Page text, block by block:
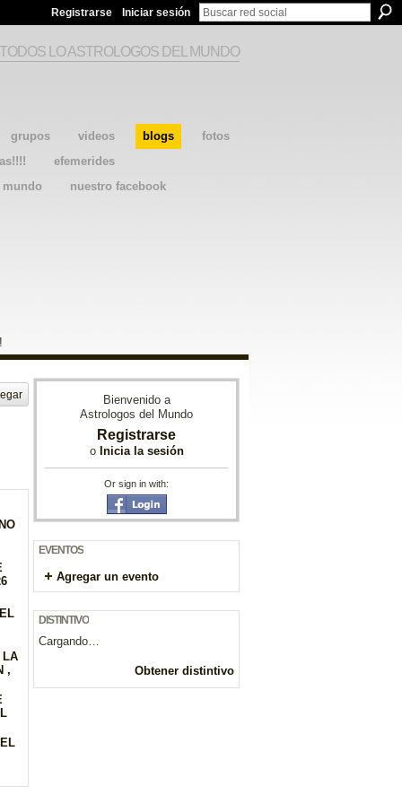
Registrarse Iniciar sesión
grupos videos blogs
fotos
efemerides
mundo
nuestro facebook
LO ASTROLOGOS DEL MUNDO
LA
,
Bienvenido a
Astrologos del Mundo
Registrarse
o Inicia la sesión
Or sign in with:
EVENTOS
Agregar un evento
DISTINTIVO
Cargando…
Obtener distintivo